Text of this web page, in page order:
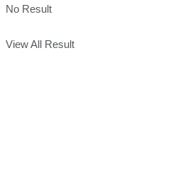
No Result
View All Result